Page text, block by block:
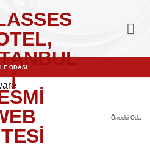
ODASI
Önceki Oda